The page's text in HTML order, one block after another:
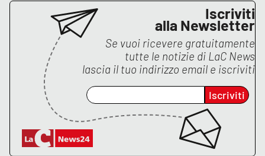
Catanzaro
Crotone
Vibo Valentia
Reggio Calabria
Cosenza
Iscriviti
alla Newsletter
Se vuoi ricevere gratuitamente
tutte le notizie di LaC News
lascia il tuo indirizzo email e iscriviti
Iscriviti